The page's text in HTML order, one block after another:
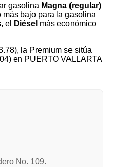
gasolina Magna (regular)
más bajo para la gasolina
el Diésel más económico
la Premium se sitúa
en PUERTO VALLARTA
No. 109.